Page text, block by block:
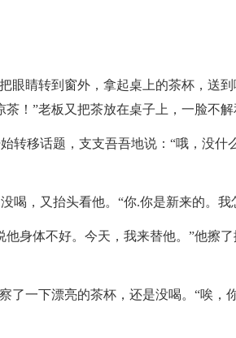
眼睛转到窗外，拿起桌上的茶杯，送
！”老板又把茶放在桌子上，一脸不解
转移话题，支支吾吾地说：“哦，没什
喝，又抬头看他。“你.你是新来的。我
身体不好。今天，我来替他。”他擦
了一下漂亮的茶杯，还是没喝。“唉，